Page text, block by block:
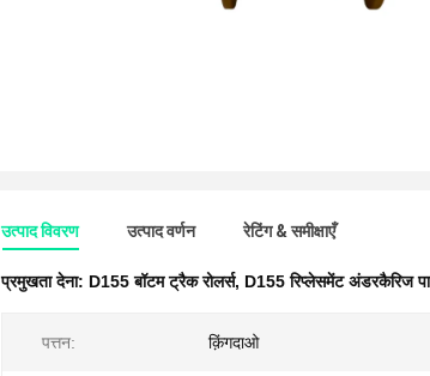
उत्पाद विवरण उत्पाद वर्णन रेटिंग & समीक्षाएँ
प्रमुखता देना: D155 बॉटम ट्रैक रोलर्स, D155 रिप्लेसमेंट अंडरकैरिज
पत्तन: क़िंगदाओ